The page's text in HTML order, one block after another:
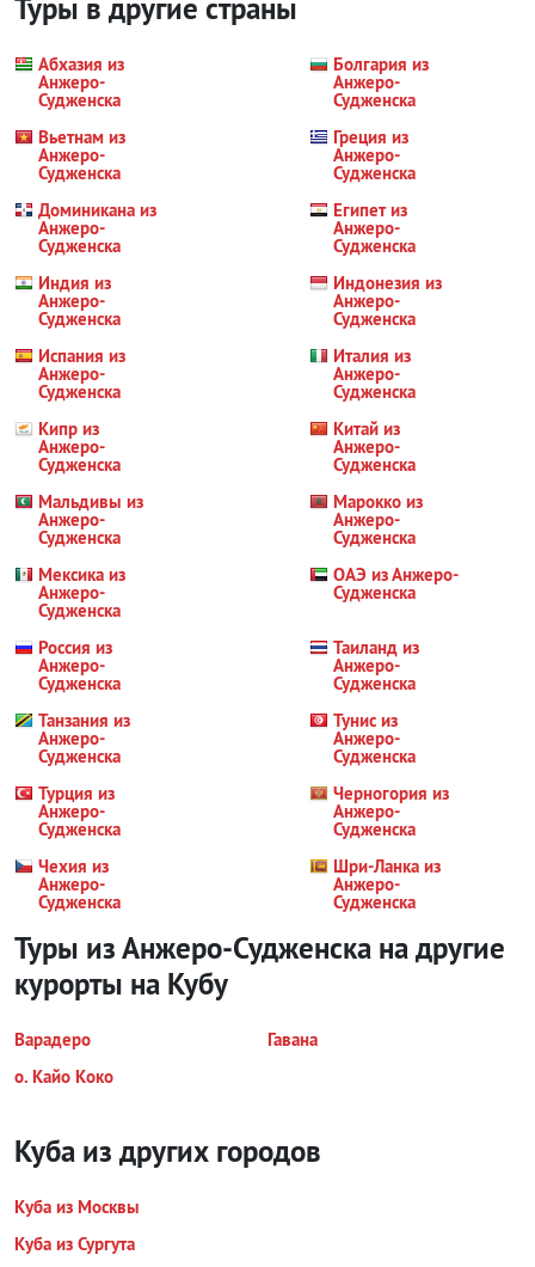
Туры в другие страны
Абхазия из
Анжеро-
Судженска
Болгария из
Анжеро-
Судженска
Вьетнам из
Анжеро-
Судженска
Греция из
Анжеро-
Судженска
Доминикана из
Анжеро-
Судженска
Египет из
Анжеро-
Судженска
Индия из
Анжеро-
Судженска
Индонезия из
Анжеро-
Судженска
Испания из
Анжеро-
Судженска
Италия из
Анжеро-
Судженска
Кипр из
Анжеро-
Судженска
Китай из
Анжеро-
Судженска
Мальдивы из
Анжеро-
Судженска
Марокко из
Анжеро-
Судженска
Мексика из
Анжеро-
Судженска
ОАЭ из Анжеро-
Судженска
Россия из
Анжеро-
Судженска
Таиланд из
Анжеро-
Судженска
Танзания из
Анжеро-
Судженска
Тунис из
Анжеро-
Судженска
Турция из
Анжеро-
Судженска
Черногория из
Анжеро-
Судженска
Чехия из
Анжеро-
Судженска
Шри-Ланка из
Анжеро-
Судженска
Туры из Анжеро-Судженска на другие
курорты на Кубу
Варадеро
Гавана
о. Кайо Коко
Куба из других городов
Куба из Москвы
Куба из Сургута